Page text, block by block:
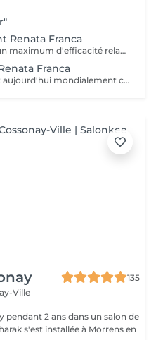
Renata Franca
Un minimum de temps pour un maximum d'efficacité relaxante, commencez par le massage du dos. Le massage relaxant de la Méthode Renata Franca s'inspire de techniques anciennes visant à favoriser la relaxation musculaire profonde, avec des résultats qui se font sentir dès la première séance. La technique soulage la douleur, réduit la tension, l'anxiété et les niveaux de cortisol, ainsi les symptômes du stress. La pratique favorise la libération d'hormones telles que la sérotonine et l'endorphine qui sont responsables de la sensation immédiate de bien-être. Les contre-indications absolues aux massages Renata Franca : Tous les processus infectieux, bactériens, inflammatoires ainsi que fièvre et phlébite en cours. Les contre-indications relatives aux massages Renata Franca : Toutes les pathologies nécessitant un accord médical. Recommandés aux femmes enceintes : un accord médical est demandé lors du premier trimestre et l'abdomen n'est jamais manipulé.
Franca
La méthode Renata Franca est aujourd'hui mondialement connue et reconnue pour ses différents protocoles. Qualifiée de méthode miraculeuse, elle a révolutionné l'univers du massage de ces 10 dernières années et plus particulièrement l'univers du drainage lymphatique distinct du traditionnel drainage. Combinant fermeté et rythme soutenu, une approche innovante signe le drainage lymphatique Renata Franca qui, très vite, a gagné en popularité grâce à ses résultats visibles et immédiats. Drainage Lymphatique Corps : Pressions fermes et profondes associées à un rythme soutenu pour stimuler efficacement la circulation lymphatique. Une évidente sensation de légèreté à l'issue de la séance mais ses bienfaits vont encore plus loin : Système immunitaire boosté, diminution de la rétention d'eau, réduction des dèmes, amélioration de la circulation sanguine, amélioration de la qualité de la peau et réduction de la cellulite aqueuse. Suite au drainage lymphatique, le système métabolique est accéléré. Recommandation : Le drainage lymphatique est préconisé en cure de 5 séances à raison d'une séance par semaine puis idéalement, poursuivre par une séance mensuelle pour maintenir les bienfaits . Les contre-indications absolues aux massages Renata Franca : Tous les processus infectieux, bactériens, inflammatoires ainsi que fièvre et phlébite en cours. Les contre-indications relatives aux massages Renata Franca : Toutes les pathologies nécessitant un accord médical. Recommandés aux femmes enceintes : un accord médical est demandé lors du premier trimestre et l'abdomen n'est jamais manipulé.
135
Ville
pendant 2 ans dans un salon de
s'est installée à Morrens en